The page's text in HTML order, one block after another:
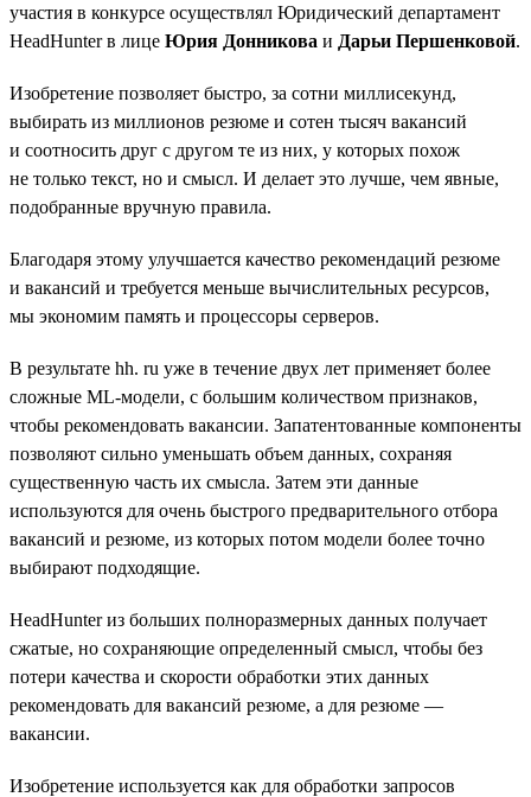
участия в конкурсе осуществлял Юридический департамент
HeadHunter в лице Юрия Донникова и Дарьи Першенковой.
Изобретение позволяет быстро, за сотни миллисекунд,
выбирать из миллионов резюме и сотен тысяч вакансий
и соотносить друг с другом те из них, у которых похож
не только текст, но и смысл. И делает это лучше, чем явные,
подобранные вручную правила.
Благодаря этому улучшается качество рекомендаций резюме
и вакансий и требуется меньше вычислительных ресурсов,
мы экономим память и процессоры серверов.
В результате hh. ru уже в течение двух лет применяет более
сложные ML-модели, с большим количеством признаков,
чтобы рекомендовать вакансии. Запатентованные компоненты
позволяют сильно уменьшать объем данных, сохраняя
существенную часть их смысла. Затем эти данные
используются для очень быстрого предварительного отбора
вакансий и резюме, из которых потом модели более точно
выбирают подходящие.
HeadHunter из больших полноразмерных данных получает
сжатые, но сохраняющие определенный смысл, чтобы без
потери качества и скорости обработки этих данных
рекомендовать для вакансий резюме, а для резюме —
вакансии.
Изобретение используется как для обработки запросов